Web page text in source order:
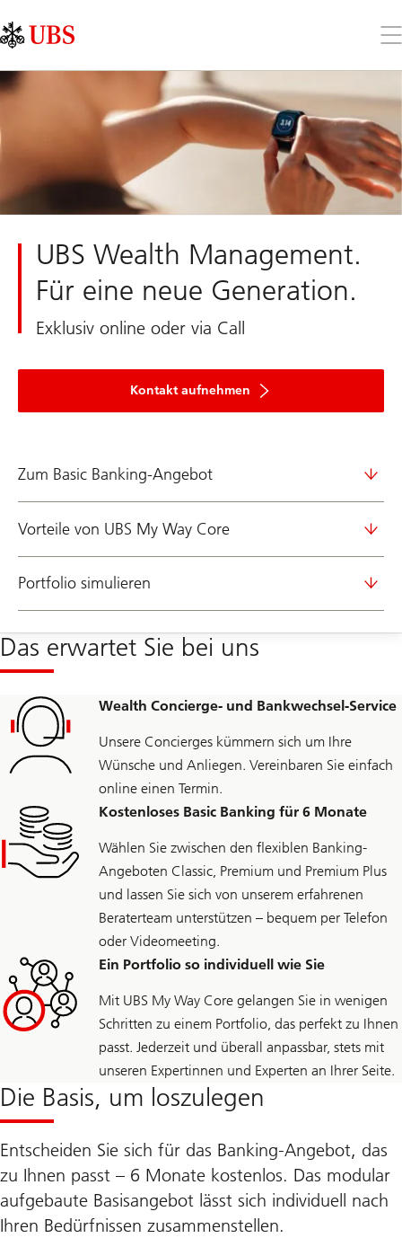
Links
Area
Sie
UBS Wealth Management.
Für eine neue Generation.
Exklusiv online oder via Call
Kontakt aufnehmen
Zum Basic Banking-Angebot
Vorteile von UBS My Way Core
Portfolio simulieren
Das erwartet Sie bei uns
Wealth Concierge- und Bankwechsel-Service
Unsere Concierges kümmern sich um Ihre
Wünsche und Anliegen. Vereinbaren Sie einfach
online einen Termin.
Kostenloses Basic Banking für 6 Monate
Wählen Sie zwischen den flexiblen Banking-
Angeboten Classic, Premium und Premium Plus
und lassen Sie sich von unserem erfahrenen
Beraterteam unterstützen – bequem per Telefon
oder Videomeeting.
Ein Portfolio so individuell wie Sie
Mit UBS My Way Core gelangen Sie in wenigen
Schritten zu einem Portfolio, das perfekt zu Ihnen
passt. Jederzeit und überall anpassbar, stets mit
unseren Expertinnen und Experten an Ihrer Seite.
Die Basis, um loszulegen
Entscheiden Sie sich für das Banking-Angebot, das
zu Ihnen passt – 6 Monate kostenlos. Das modular
aufgebaute Basisangebot lässt sich individuell nach
Ihren Bedürfnissen zusammenstellen.